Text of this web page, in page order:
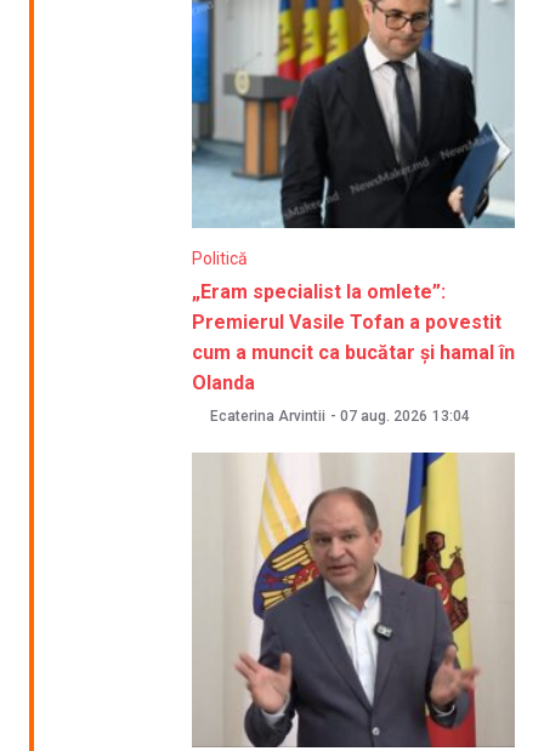
Politică
„Eram specialist la omlete”:
Premierul Vasile Tofan a povestit
cum a muncit ca bucătar și hamal în
Olanda
Ecaterina Arvintii - 07 aug. 2026 13:04